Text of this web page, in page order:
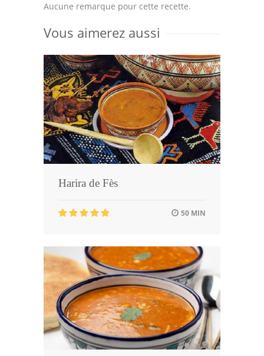
Aucune remarque pour cette recette.
Vous aimerez aussi
Harira de Fès
50 MIN